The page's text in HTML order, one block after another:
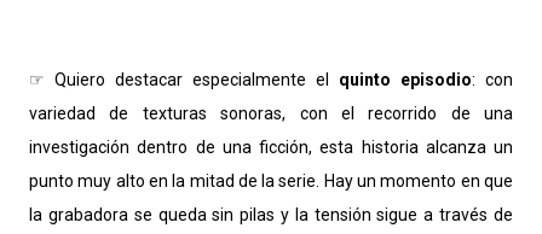
☞ Quiero destacar especialmente el quinto episodio: con
variedad de texturas sonoras, con el recorrido de una
investigación dentro de una ficción, esta historia alcanza un
punto muy alto en la mitad de la serie. Hay un momento en que
la grabadora se queda sin pilas y la tensión sigue a través de